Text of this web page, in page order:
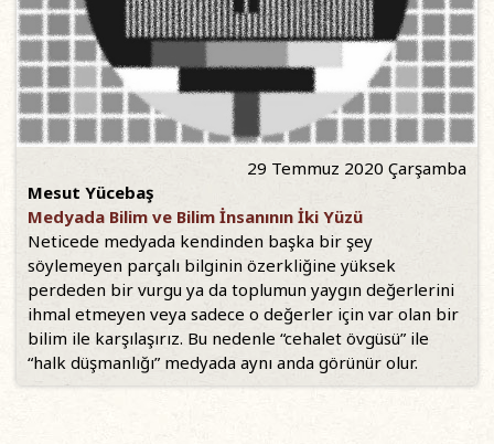
29 Temmuz 2020 Çarşamba
Mesut Yücebaş
Medyada Bilim ve Bilim İnsanının İki Yüzü
Neticede medyada kendinden başka bir şey
söylemeyen parçalı bilginin özerkliğine yüksek
perdeden bir vurgu ya da toplumun yaygın değerlerini
ihmal etmeyen veya sadece o değerler için var olan bir
bilim ile karşılaşırız. Bu nedenle “cehalet övgüsü” ile
“halk düşmanlığı” medyada aynı anda görünür olur.